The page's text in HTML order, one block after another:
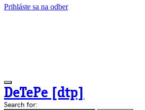
Prihláste sa na odber
DeTePe [dtp]
Search for: